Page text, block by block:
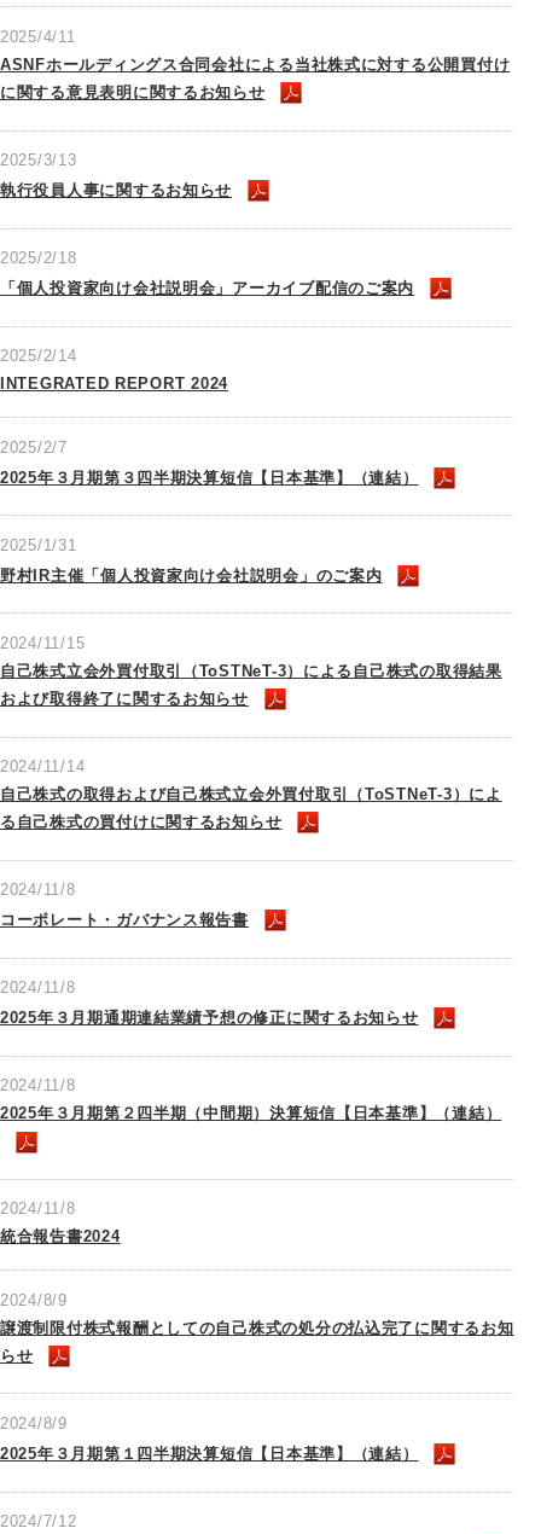
2025/4/11
ASNFホールディングス合同会社による当社株式に対する公開買付け
に関する意見表明に関するお知らせ
2025/3/13
執行役員人事に関するお知らせ
2025/2/18
「個人投資家向け会社説明会」アーカイブ配信のご案内
2025/2/14
INTEGRATED REPORT 2024
2025/2/7
2025年３月期第３四半期決算短信【日本基準】（連結）
2025/1/31
野村IR主催「個人投資家向け会社説明会」のご案内
2024/11/15
自己株式立会外買付取引（ToSTNeT-3）による自己株式の取得結果
および取得終了に関するお知らせ
2024/11/14
自己株式の取得および自己株式立会外買付取引（ToSTNeT-3）によ
る自己株式の買付けに関するお知らせ
2024/11/8
コーポレート・ガバナンス報告書
2024/11/8
2025年３月期通期連結業績予想の修正に関するお知らせ
2024/11/8
2025年３月期第２四半期（中間期）決算短信【日本基準】（連結）
2024/11/8
統合報告書2024
2024/8/9
譲渡制限付株式報酬としての自己株式の処分の払込完了に関するお知
らせ
2024/8/9
2025年３月期第１四半期決算短信【日本基準】（連結）
2024/7/12